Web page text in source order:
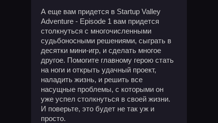
А еще вам придется в Startup Valley
Adventure - Episode 1 вам придется
столкнуться с многочисленными
судьбоносными решениями, сыграть в
десятки мини-игр, и сделать многое
другое. Помогите главному герою стать
на ноги и открыть удачный проект,
наладить жизнь, и решить все
насущные проблемы, с которыми он
уже успел столкнуться в своей жизни.
И поверьте, это будет не так уж и
просто.